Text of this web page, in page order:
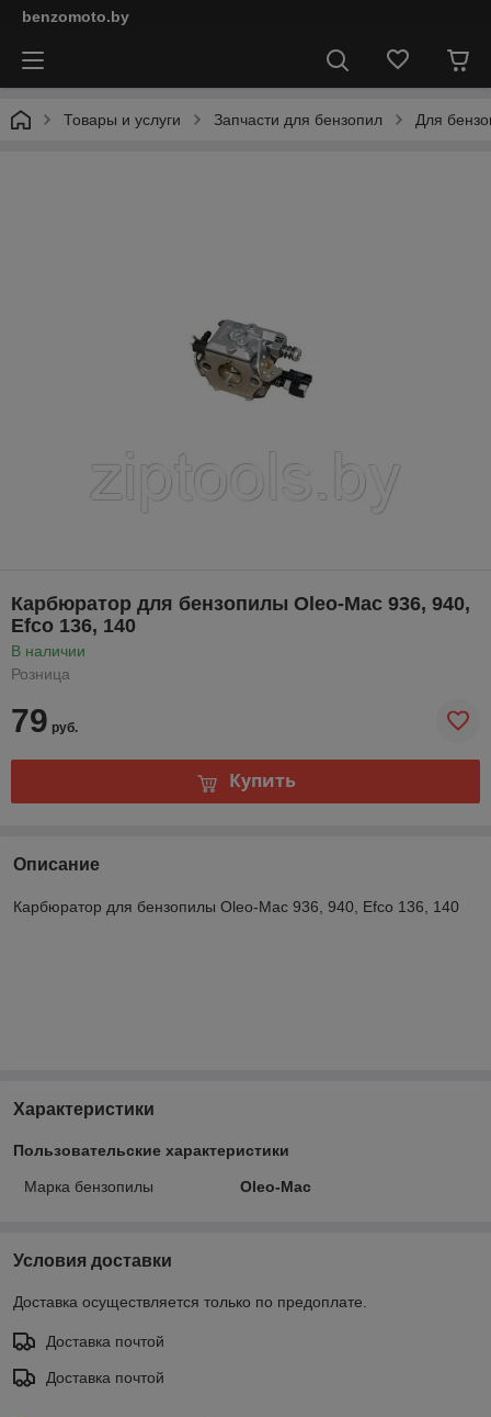
benzomoto.by
Товары и услуги Запчасти для бензопил Для
Карбюратор для бензопилы Oleo-Mac 936, 940,
Efco 136, 140
В наличии
Розница
79 руб.
Купить
Описание
Карбюратор для бензопилы Oleo-Mac 936, 940, Efco 136, 140
Характеристики
Пользовательские характеристики
Марка бензопилы Oleo-Mac
Условия доставки
Доставка осуществляется только по предоплате.
Доставка почтой
Доставка почтой